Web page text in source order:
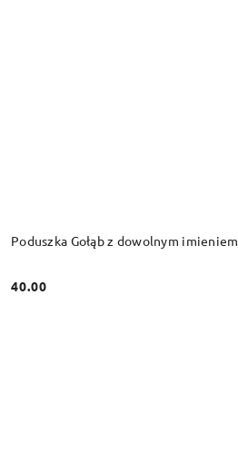
Poduszka Gołąb z dowolnym imieniem
Cena:
40.00